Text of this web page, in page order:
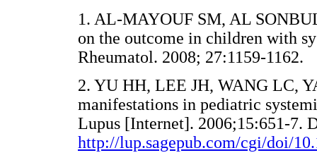
1. AL-MAYOUF SM, AL
on the outcome in children with
Rheumatol. 2008; 27:1159-
2. YU HH, LEE JH, WANG LC,
manifestations in pediatric
Lupus [Internet]. 2006;15:651-7.
http://lup.sagepub.com/cgi/doi/